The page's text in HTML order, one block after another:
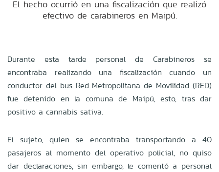
El hecho ocurrió en una fiscalización que realizó
efectivo de carabineros en Maipú.
Durante esta tarde personal de Carabineros se
encontraba realizando una fiscalización cuando un
conductor del bus Red Metropolitana de Movilidad (RED)
fue detenido en la comuna de Maipú, esto, tras dar
positivo a cannabis sativa.
El sujeto, quien se encontraba transportando a 40
pasajeros al momento del operativo policial, no quiso
dar declaraciones, sin embargo, le comentó a personal